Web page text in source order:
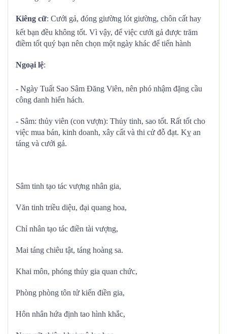
Kiêng cữ: Cưới gả, đóng giường lót giường, chôn cất hay
kết bạn đều không tốt. Vì vậy, để việc cưới gả được trăm
điềm tốt quý bạn nên chọn một ngày khác để tiến hành
Ngoại lệ:
- Ngày Tuất Sao Sâm Đăng Viên, nên phó nhậm đặng cầu
công danh hiển hách.
- Sâm: thủy viên (con vượn): Thủy tinh, sao tốt. Rất tốt cho
việc mua bán, kinh doanh, xây cất và thi cử đỗ đạt. Kỵ an
táng và cưới gả.
Sâm tinh tạo tác vượng nhân gia,
Văn tinh triều diệu, đại quang hoa,
Chỉ nhân tạo tác điền tài vượng,
Mai táng chiêu tật, táng hoàng sa.
Khai môn, phóng thủy gia quan chức,
Phòng phòng tôn tử kiến điền gia,
Hôn nhân hứa định tao hình khắc,